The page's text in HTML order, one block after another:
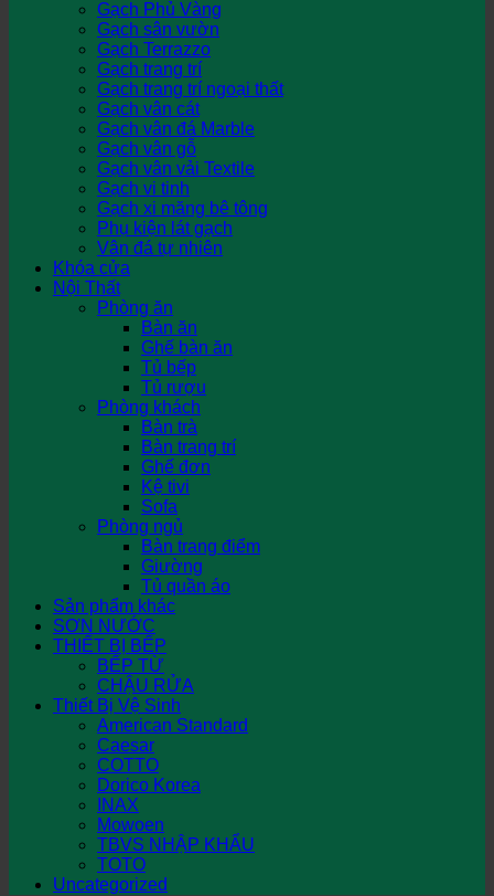
Gạch Phủ Vàng
Gạch sân vườn
Gạch Terrazzo
Gạch trang trí
Gạch trang trí ngoại thất
Gạch vân cát
Gạch vân đá Marble
Gạch vân gỗ
Gạch vân vải Textile
Gạch vi tinh
Gạch xi măng bê tông
Phụ kiện lát gạch
Vân đá tự nhiên
Khóa cửa
Nội Thất
Phòng ăn
Bàn ăn
Ghế bàn ăn
Tủ bếp
Tủ rượu
Phòng khách
Bàn trà
Bàn trang trí
Ghế đơn
Kệ tivi
Sofa
Phòng ngủ
Bàn trang điểm
Giường
Tủ quần áo
Sản phẩm khác
SƠN NƯỚC
THIẾT BỊ BẾP
BẾP TỪ
CHẬU RỬA
Thiết Bị Vệ Sinh
American Standard
Caesar
COTTO
Dorico Korea
INAX
Mowoen
TBVS NHẬP KHẨU
TOTO
Uncategorized